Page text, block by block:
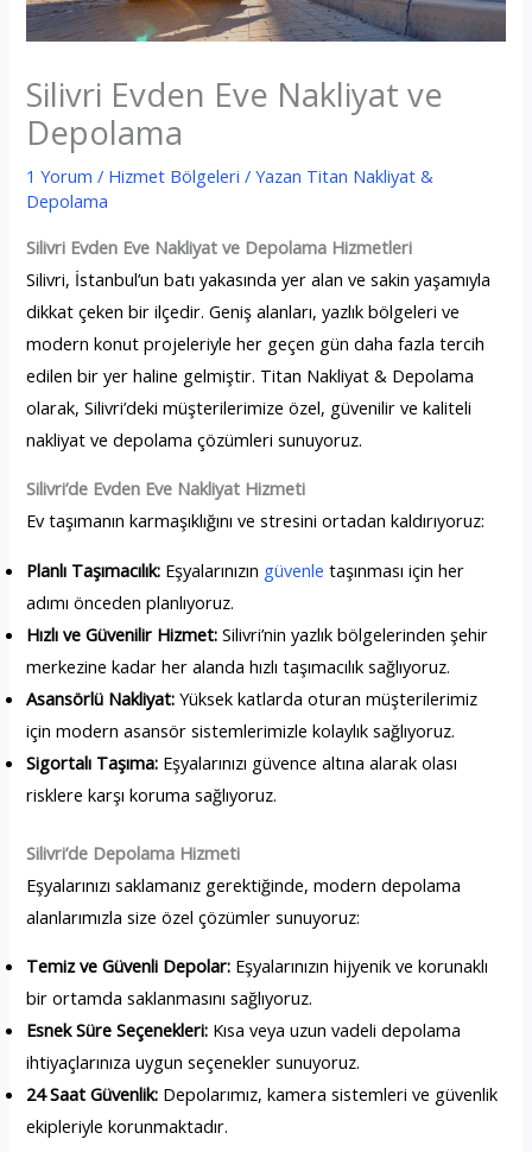
Silivri Evden Eve Nakliyat ve
Depolama
1 Yorum / Hizmet Bölgeleri / Yazan Titan Nakliyat &
Depolama
Silivri Evden Eve Nakliyat ve Depolama Hizmetleri
Silivri, İstanbul’un batı yakasında yer alan ve sakin yaşamıyla
dikkat çeken bir ilçedir. Geniş alanları, yazlık bölgeleri ve
modern konut projeleriyle her geçen gün daha fazla tercih
edilen bir yer haline gelmiştir. Titan Nakliyat & Depolama
olarak, Silivri’deki müşterilerimize özel, güvenilir ve kaliteli
nakliyat ve depolama çözümleri sunuyoruz.
Silivri’de Evden Eve Nakliyat Hizmeti
Ev taşımanın karmaşıklığını ve stresini ortadan kaldırıyoruz:
Planlı Taşımacılık: Eşyalarınızın güvenletaşınması için her
adımı önceden planlıyoruz.
Hızlı ve Güvenilir Hizmet: Silivri’nin yazlık bölgelerinden şehir
merkezine kadar her alanda hızlı taşımacılık sağlıyoruz.
Asansörlü Nakliyat: Yüksek katlarda oturan müşterilerimiz
için modern asansör sistemlerimizle kolaylık sağlıyoruz.
Sigortalı Taşıma: Eşyalarınızı güvence altına alarak olası
risklere karşı koruma sağlıyoruz.
Silivri’de Depolama Hizmeti
Eşyalarınızı saklamanız gerektiğinde, modern depolama
alanlarımızla size özel çözümler sunuyoruz:
Temiz ve Güvenli Depolar: Eşyalarınızın hijyenik ve korunaklı
bir ortamda saklanmasını sağlıyoruz.
Esnek Süre Seçenekleri: Kısa veya uzun vadeli depolama
ihtiyaçlarınıza uygun seçenekler sunuyoruz.
24 Saat Güvenlik: Depolarımız, kamera sistemleri ve güvenlik
ekipleriyle korunmaktadır.